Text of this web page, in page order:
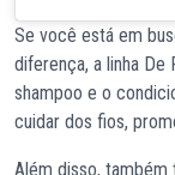
Se você está em
diferença, a linha De
shampoo e o
cuidar dos fios,
Além disso, também